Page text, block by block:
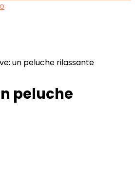
un peluche rilassante
peluche